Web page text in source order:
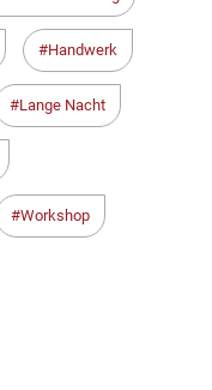
Handwerk
Lange Nacht
Workshop